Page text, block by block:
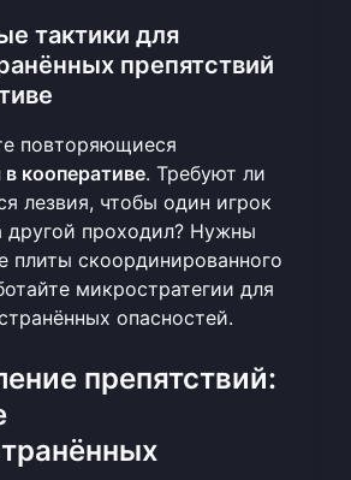
тактики для
препятствий
повторяющиеся
в кооперативе. Требуют ли
лезвия, чтобы один игрок
другой проходил? Нужны
плиты скоординированного
микростратегии для
опасностей.
препятствий: